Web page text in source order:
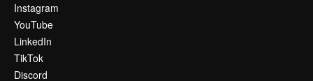
Instagram
YouTube
LinkedIn
TikTok
Discord